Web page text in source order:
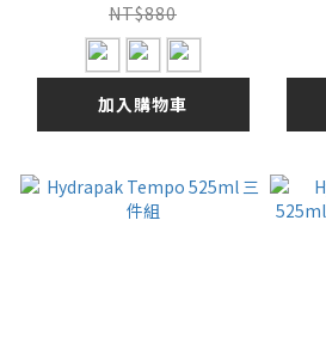
NT$880
加入購物車